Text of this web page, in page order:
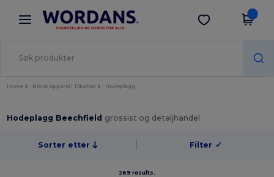
× Wordans-app
Bedre priser i appen!
Last ned app
Home Blank Apparel | Tilbehør Hodeplagg
Hodeplagg Beechfield grossist og detaljhandel
Sorter etter Filter ✓
269 results.